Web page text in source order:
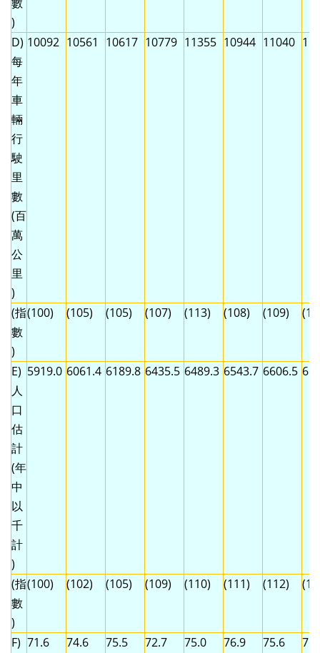
)
D)
每
年
車
輛
行
駛
里
數
(百
萬
公
里
)
10092 10561 10617 10779 11355 10944 11040
(指
數
)
(100) (105) (105) (107) (113) (108) (109)
E)
人
口
估
計
(年
中
以
千
計
)
5919.0 6061.4 6189.8 6435.5 6489.3 6543.7 6606.5
(指
數
)
(100) (102) (105) (109) (110) (111) (112)
F) 71.6 74.6 75.5 72.7 75.0 76.9 75.6